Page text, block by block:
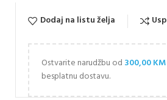
Dodaj na listu želja
Ostvarite narudžbu od 300,00KM
besplatnu dostavu.